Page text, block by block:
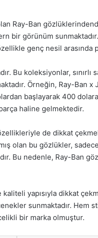
Ray-Ban
bir görünüm
genç nesil arasında
Bu koleksiyonlar, sınırlı
Örneğin, Ray-Ban
başlayarak 400
haline gelmektedir.
de dikkat
olan bu gözlükler,
Bu nedenle, Ray-Ban
yapısıyla dikkat
sunmaktadır. Hem
bir marka olmuştur.